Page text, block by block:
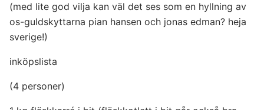
(med lite god vilja kan väl det ses som en hyllning av
os-guldskyttarna pian hansen och jonas edman? heja
sverige!)
inköpslista
(4 personer)